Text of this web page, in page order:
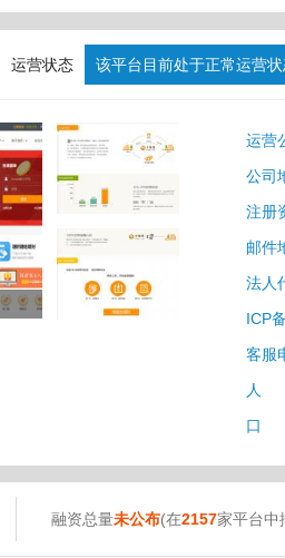
运营状态 该平台目前处于正常运营
运营
公司
注册
邮件
法人
ICP
客服
人
口
融资总量未公布(在2157家平台中